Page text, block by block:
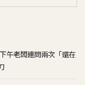
午老闆連問兩次「還在